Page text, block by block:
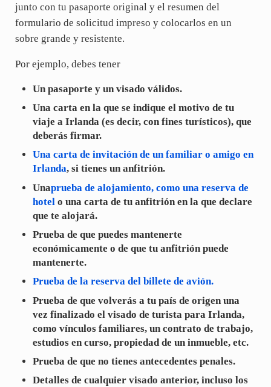
junto con tu pasaporte original y el resumen del
formulario de solicitud impreso y colocarlos en un
sobre grande y resistente.
Por ejemplo, debes tener
Un pasaporte y un visado válidos.
Una carta en la que se indique el motivo de tu
viaje a Irlanda (es decir, con fines turísticos), que
deberás firmar.
Una carta de invitación de un familiar o amigo en
Irlanda, si tienes un anfitrión.
Unaprueba de alojamiento, como una reserva de
hotel o una carta de tu anfitrión en la que declare
que te alojará.
Prueba de que puedes mantenerte
económicamente o de que tu anfitrión puede
mantenerte.
Prueba de la reserva del billete de avión.
Prueba de que volverás a tu país de origen una
vez finalizado el visado de turista para Irlanda,
como vínculos familiares, un contrato de trabajo,
estudios en curso, propiedad de un inmueble, etc.
Prueba de que no tienes antecedentes penales.
Detalles de cualquier visado anterior, incluso los